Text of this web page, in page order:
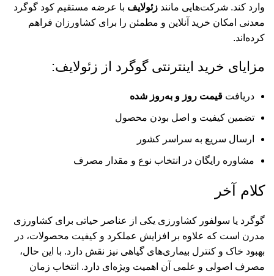
وارد کند. شرکت‌هایی مانند زئولایف با عرضه مستقیم کود گوگرد
معدنی امکان خرید آنلاین و مطمئن را برای کشاورزان فراهم
کرده‌اند.
مزایای خرید اینترنتی گوگرد از زئولایف:
دریافت قیمت روز و به‌روز شده
تضمین کیفیت و اصل بودن محصول
ارسال سریع به سراسر کشور
مشاوره رایگان در انتخاب نوع و مقدار مصرف
کلام آخر
گوگرد یا سولفور کشاورزی یکی از عناصر حیاتی برای کشاورزی
مدرن است که علاوه بر افزایش عملکرد و کیفیت محصولات، در
بهبود خاک و کنترل بیماری‌های گیاهی نیز نقش دارد. با این حال،
مصرف اصولی و علمی آن اهمیت ویژه‌ای دارد. انتخاب زمان